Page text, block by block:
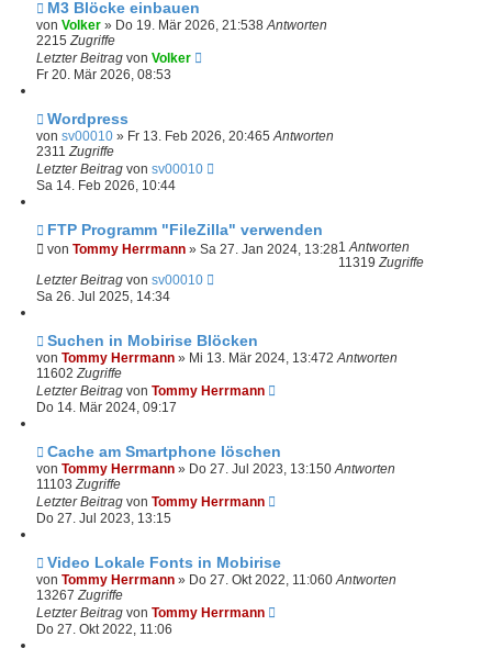
M3 Blöcke einbauen
von Volker » Do 19. Mär 2026, 21:538Antworten
2215Zugriffe
Letzter Beitrag von Volker
Fr 20. Mär 2026, 08:53
Wordpress
von sv00010 » Fr 13. Feb 2026, 20:465Antworten
2311Zugriffe
Letzter Beitrag von sv00010
Sa 14. Feb 2026, 10:44
FTP Programm "FileZilla" verwenden
von Tommy Herrmann » Sa 27. Jan 2024, 13:281Antworten
11319Zugriffe
Letzter Beitrag von sv00010
Sa 26. Jul 2025, 14:34
Suchen in Mobirise Blöcken
von Tommy Herrmann » Mi 13. Mär 2024, 13:472Antworten
11602Zugriffe
Letzter Beitrag von Tommy Herrmann
Do 14. Mär 2024, 09:17
Cache am Smartphone löschen
von Tommy Herrmann » Do 27. Jul 2023, 13:150Antworten
11103Zugriffe
Letzter Beitrag von Tommy Herrmann
Do 27. Jul 2023, 13:15
Video Lokale Fonts in Mobirise
von Tommy Herrmann » Do 27. Okt 2022, 11:060Antworten
13267Zugriffe
Letzter Beitrag von Tommy Herrmann
Do 27. Okt 2022, 11:06